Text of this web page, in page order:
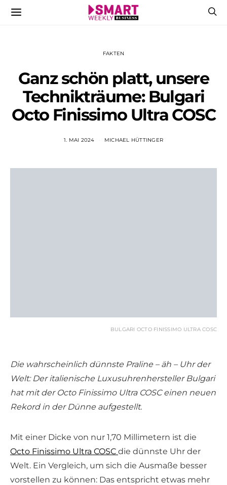
FAKTEN
Ganz schön platt, unsere
Technikträume: Bulgari
Octo Finissimo Ultra COSC
1. MAI 2024 MICHAEL HÜTTINGER
BULGARI OCTO FINISSIMO ULTRA COSC
Die wahrscheinlich dünnste Praline – äh – Uhr der
Welt: Der italienische Luxusuhrenhersteller Bulgari
hat mit der Octo Finissimo Ultra COSC einen neuen
Rekord in der Dünne aufgestellt.
Mit einer Dicke von nur 1,70 Millimetern ist die
Octo Finissimo Ultra COSC die dünnste Uhr der
Welt. Ein Vergleich, um sich die Ausmaße besser
vorstellen zu können: Das entspricht etwas mehr